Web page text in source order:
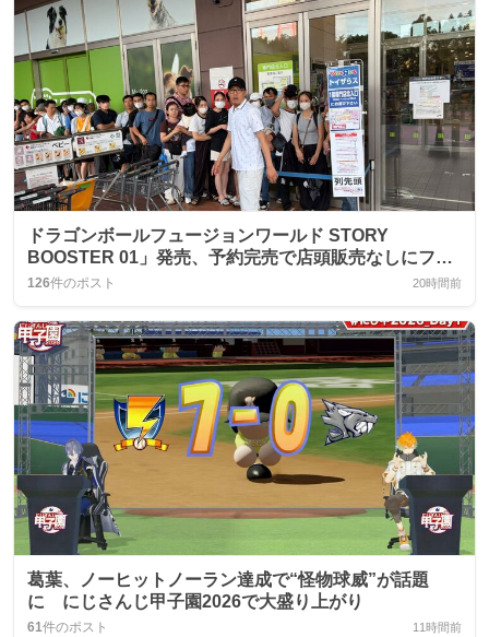
ドラゴンボールフュージョンワールド STORY
BOOSTER 01」発売、予約完売で店頭販売なしにファ
ンが大騒ぎ
126件のポスト 20時間前
葛葉、ノーヒットノーラン達成で“怪物球威”が話題
に にじさんじ甲子園2026で大盛り上がり
61件のポスト 11時間前